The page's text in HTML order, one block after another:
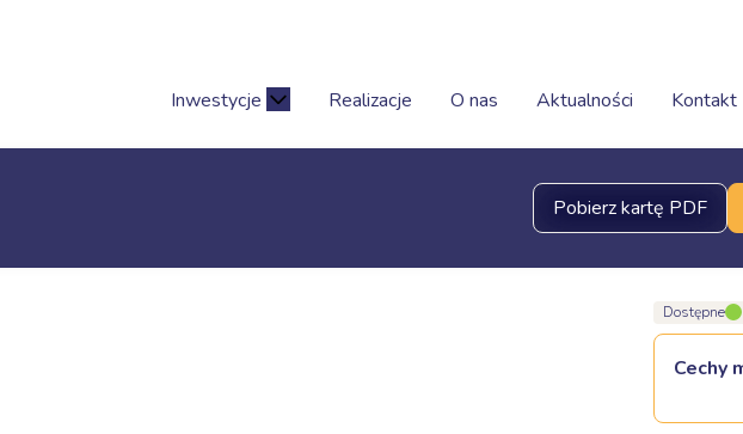
Inwestycje Realizacje O nas Aktualności Kontakt
Pobierz kartę PDF
Dostępne
Cechy